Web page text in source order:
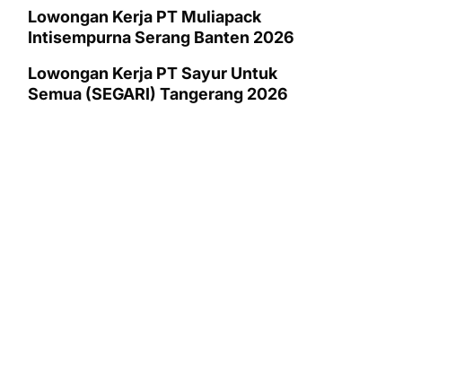
Lowongan Kerja PT Muliapack
Intisempurna Serang Banten 2026
Lowongan Kerja PT Sayur Untuk
Semua (SEGARI) Tangerang 2026